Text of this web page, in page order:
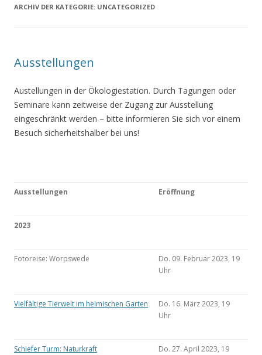
ARCHIV DER KATEGORIE: UNCATEGORIZED
Ausstellungen
Austellungen in der Ökologiestation. Durch Tagungen oder
Seminare kann zeitweise der Zugang zur Ausstellung
eingeschränkt werden – bitte informieren Sie sich vor einem
Besuch sicherheitshalber bei uns!
Ausstellungen Eröffnung
2023
Fotoreise: Worpswede
Do. 09. Februar 2023, 19
Uhr
Vielfältige Tierwelt im heimischen Garten
Do. 16. März 2023, 19
Uhr
Schiefer Turm: Naturkraft
Do. 27. April 2023, 19